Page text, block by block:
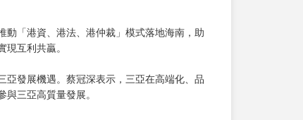
動「港資、港法、港仲裁」模式落地海南，助
互利共贏。
亞發展機遇。蔡冠深表示，三亞在高端化、品
三亞高質量發展。